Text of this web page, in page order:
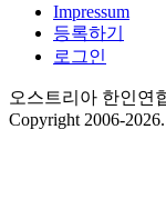
Impressum
등록하기
로그인
오스트리아 한인연
Copyright 2006-2026